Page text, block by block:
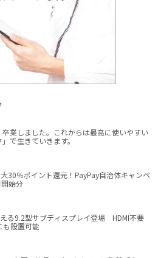
業しました。これからは最高に使いやすい
で生きていきます。
大30％ポイント還元！PayPay自治体キャンペ
始分
る9.2型サブディスプレイ登場 HDMI不要
も設置可能